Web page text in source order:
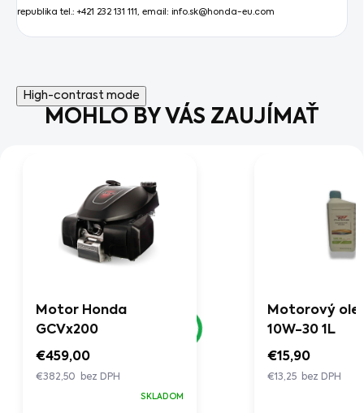
republikatel.: +421 232 131 111, email: info.sk@honda-eu.com
High-contrast mode
MOHLO BY VÁS ZAUJÍMAŤ
Motor Honda
GCVx200
€459,00
€382,50 bez DPH
SKLADOM
Motorový
10W-30 1L
€15,90
€13,25 bez DPH